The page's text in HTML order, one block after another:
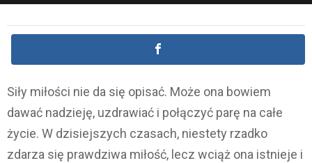
Siły miłości nie da się opisać. Może ona bowiem
dawać nadzieję, uzdrawiać i połączyć parę na całe
życie. W dzisiejszych czasach, niestety rzadko
zdarza się prawdziwa miłość, lecz wciąż ona istnieje i